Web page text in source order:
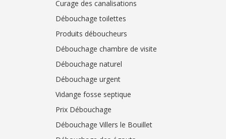
Curage des canalisations
Débouchage toilettes
Produits déboucheurs
Débouchage chambre de visite
Débouchage naturel
Débouchage urgent
Vidange fosse septique
Prix Débouchage
Débouchage Villers le Bouillet